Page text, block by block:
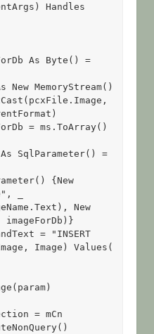
Handles
_
imageForDb)}
Image) Values(